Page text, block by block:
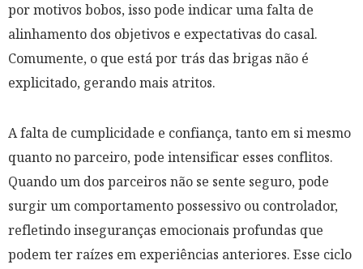
por motivos bobos, isso pode indicar uma falta de
alinhamento dos objetivos e expectativas do casal.
Comumente, o que está por trás das brigas não é
explicitado, gerando mais atritos.
A falta de cumplicidade e confiança, tanto em si mesmo
quanto no parceiro, pode intensificar esses conflitos.
Quando um dos parceiros não se sente seguro, pode
surgir um comportamento possessivo ou controlador,
refletindo inseguranças emocionais profundas que
podem ter raízes em experiências anteriores. Esse ciclo